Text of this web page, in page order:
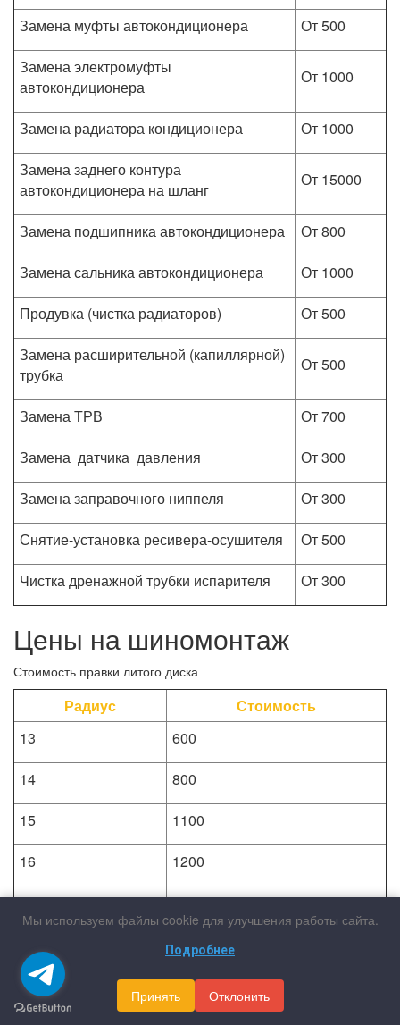
Замена муфты автокондиционера
От 500
Замена электромуфты
автокондиционера
От 1000
Замена радиатора кондиционера
От 1000
Замена заднего контура
автокондиционера на шланг
От 15000
Замена подшипника автокондиционера
От 800
Замена сальника автокондиционера
От 1000
Продувка (чистка радиаторов)
От 500
Замена расширительной (капиллярной)
трубка
От 500
Замена ТРВ
От 700
Замена датчика давления
От 300
Замена заправочного ниппеля
От 300
Снятие-установка ресивера-осушителя
От 500
Чистка дренажной трубки испарителя
От 300
Цены на шиномонтаж
Стоимость правки литого диска
Радиус
Стоимость
13
600
14
800
15
1100
16
1200
17
1400
1900
19
2200
Мы используем файлы cookie для улучшения работы сайта.
Подробнее
Принять Отклонить